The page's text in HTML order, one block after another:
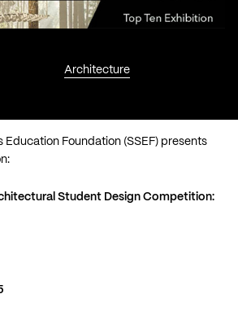
Architecture
Education Foundation (SSEF) presents
Student Design Competition: